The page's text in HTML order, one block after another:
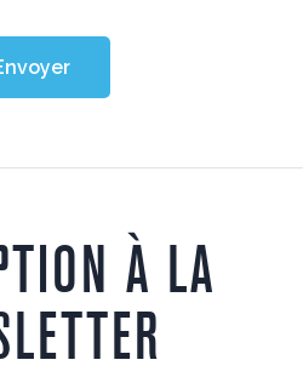
À LA